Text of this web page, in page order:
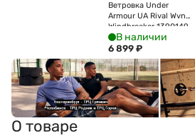
Ветровка Under
Armour UA Rival Wvn
Windbreaker 1390149-
410В наличии
6 899 ₽
О товаре